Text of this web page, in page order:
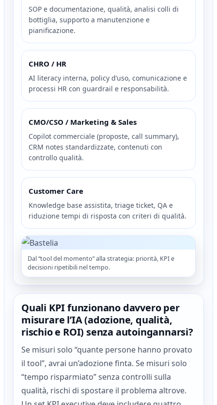
SOP e documentazione, qualità, analisi colli di
bottiglia, supporto a manutenzione e
pianificazione.
CHRO / HR
AI literacy interna, policy d’uso, comunicazione e
processi HR con guardrail e responsabilità.
CMO/CSO / Marketing & Sales
Copilot commerciale (proposte, call summary),
CRM notes standardizzate, contenuti con
controllo qualità.
Customer Care
Knowledge base assistita, triage ticket, QA e
riduzione tempi di risposta con criteri di qualità.
Dal “tool del momento” alla strategia: priorità, KPI e
decisioni ripetibili nel tempo.
Quali KPI funzionano davvero per
misurare l’IA (adozione, qualità,
rischio e ROI) senza autoingannarsi?
Se misuri solo “quante persone hanno provato
il tool”, avrai un’adozione finta. Se misuri solo
“tempo risparmiato” senza controlli sulla
qualità, rischi di spostare il problema altrove.